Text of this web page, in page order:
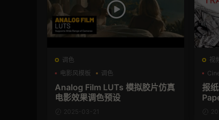
调色
电影风模板
调色
Analog Film LUTs 模拟胶片仿真
电影效果调色预设
2025-03-21
视
报